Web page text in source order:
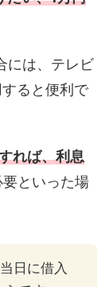
には、テレビ
ると便利で
れば、利息
といった場
日に借入